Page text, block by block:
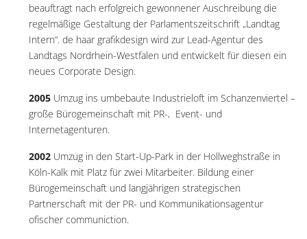
beauftragt nach erfolgreich gewonnener Auschreibung die
regelmäßige Gestaltung der Parlamentszeitschrift „Landtag
Intern“. de haar grafikdesign wird zur Lead-Agentur des
Landtags Nordrhein-Westfalen und entwickelt für diesen ein
neues Corporate Design.
2005 Umzug ins umbebaute Industrieloft im Schanzenviertel –
große Bürogemeinschaft mit PR-, Event- und
Internetagenturen.
2002 Umzug in den Start-Up-Park in der Hollweghstraße in
Köln-Kalk mit Platz für zwei Mitarbeiter. Bildung einer
Bürogemeinschaft und langjährigen strategischen
Partnerschaft mit der PR- und Kommunikationsagentur
ofischer communiction.